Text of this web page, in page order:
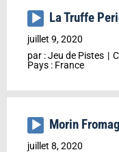
Lecteur
audio
La Truffe
juillet 9, 2020
par :Jeu de Pistes
Pays : France
Lecteur
audio
Morin
juillet 8, 2020